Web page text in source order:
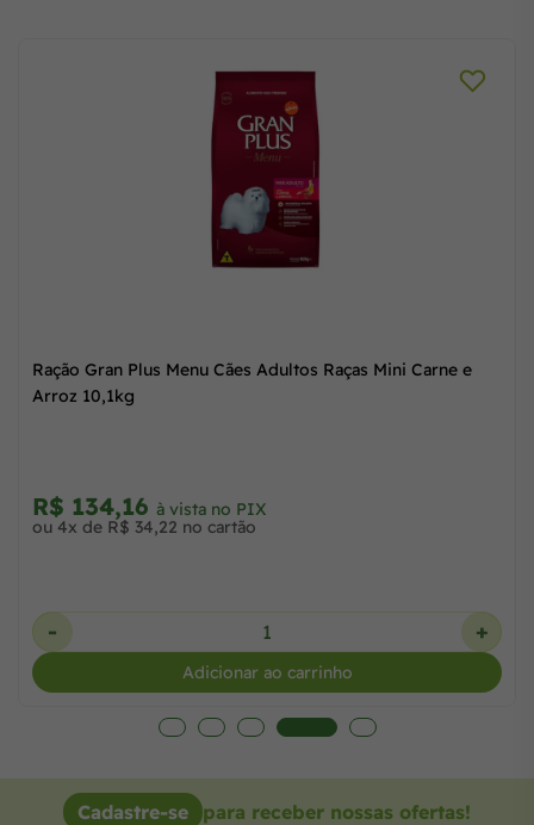
e Grans
+
Ração Gran Plus Menu Cães Adultos Raças Mini
Arroz 10,1kg
R$ 134,16 à vista no PIX
ou 4x de R$ 34,22 no cartão
Adicionar ao carrinho
Cadastre-se para receber nossas ofertas!